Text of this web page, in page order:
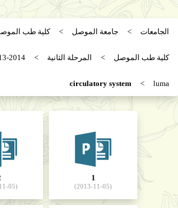
الجامعات جامعة الموصل كلية طب
كلية طب الموصل المرحلة الثانية 2014
luma
circulatory system
1
(2013-11-05)
(2013-11-05)